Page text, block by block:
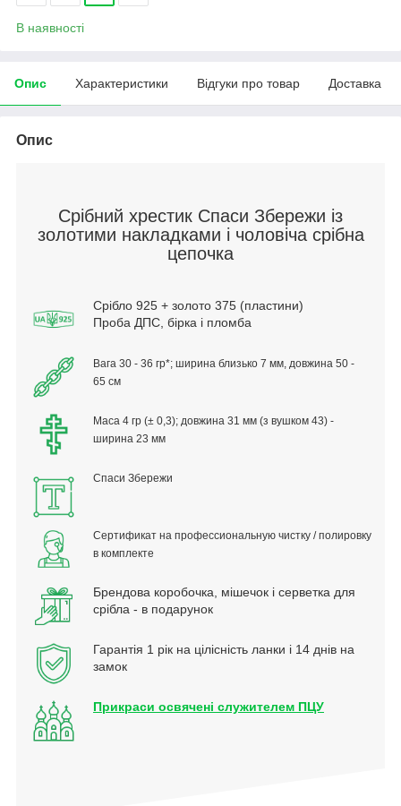
В наявності
Опис Характеристики Відгуки про товар Доставка
Опис
Срібний хрестик Спаси Збережи із
золотими накладками і чоловіча срібна
цепочка
Срібло 925 + золото 375 (пластини)
Проба ДПС, бірка і пломба
Вага 30 - 36 гр*; ширина близько 7 мм, довжина 50 -
65 см
Маса 4 гр (± 0,3); довжина 31 мм (з вушком 43) -
ширина 23 мм
Спаси Збережи
Сертификат на профессиональную чистку / полировку
в комплекте
Брендова коробочка, мішечок і серветка для
срібла - в подарунок
Гарантія 1 рік на цілісність ланки і 14 днів на
замок
Прикраси освячені служителем ПЦУ